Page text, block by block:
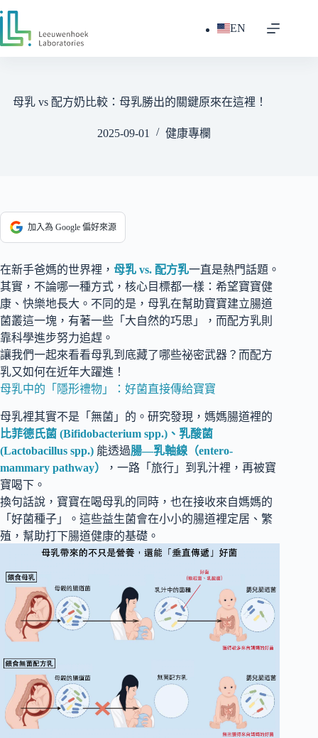
跳
主
EN
母乳 vs 配方奶比較：母乳勝出的關鍵原來在這裡！
2025-09-01 健康專欄
加入為 Google 偏好來源
在新手爸媽的世界裡， 母乳 vs. 配方乳一直是熱門話題。
其實，不論哪一種方式，核心目標都一樣：希望寶寶健
康、快樂地長大。不同的是，母乳在幫助寶寶建立腸道
菌叢這一塊，有著一些「大自然的巧思」，而配方乳則
靠科學進步努力追趕。
讓我們一起來看看母乳到底藏了哪些祕密武器？而配方
乳又如何在近年大躍進！
母乳中的「隱形禮物」：好菌直接傳給寶寶
母乳裡其實不是「無菌」的。研究發現，媽媽腸道裡的
比菲德氏菌 (Bifidobacterium spp.)、乳酸菌
(Lactobacillus spp.) 能透過腸—乳軸線（entero-
mammary pathway）
，一路「旅行」到乳汁裡，再被寶
寶喝下。
換句話說，寶寶在喝母乳的同時，也在接收來自媽媽的
「好菌種子」。這些益生菌會在小小的腸道裡定居、繁
殖，幫助打下腸道健康的基礎。